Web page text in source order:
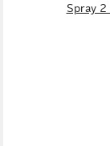
Spray 2